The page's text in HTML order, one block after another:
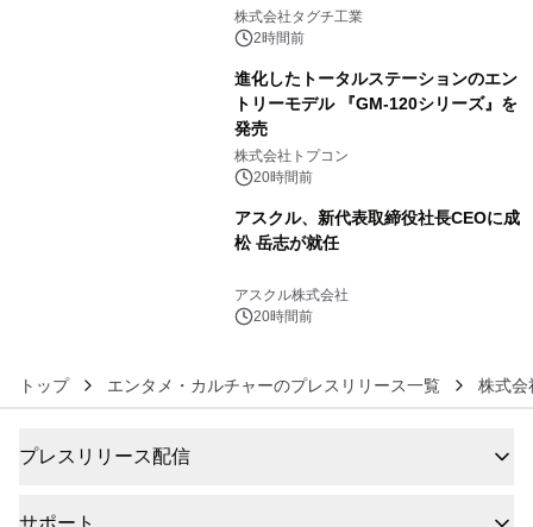
プン
株式会社タグチ工業
2時間前
進化したトータルステーションのエン
トリーモデル 『GM-120シリーズ』を
発売
株式会社トプコン
20時間前
アスクル、新代表取締役社長CEOに成
松 岳志が就任
アスクル株式会社
20時間前
トップ エンタメ・カルチャーのプレスリリース一覧 株式会
プレスリリース配信
サポート